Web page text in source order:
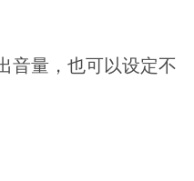
音量，也可以设定不